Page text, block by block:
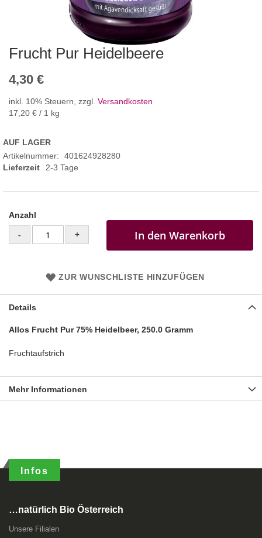
Frucht Pur Heidelbeere
4,30 €
inkl. 10% Steuern, zzgl. Versandkosten
17,20 € / 1 kg
AUF LAGER
Artikelnummer
401624928280
Lieferzeit
2-3 Tage
Anzahl
- + In den Warenkorb
ZUR WUNSCHLISTE HINZUFÜGEN
Details
Allos Frucht Pur 75% Heidelbeer, 250.0 Gramm
Fruchtaufstrich
Mehr Informationen
Infos
…natürlich Bio Österreich
Unsere Filialen